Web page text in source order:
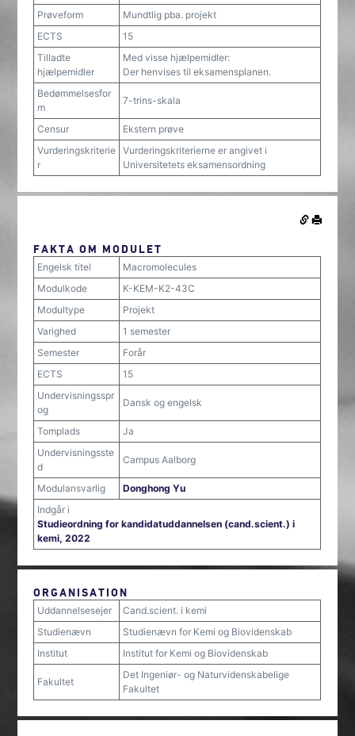
Prøveform
Mundtlig pba. projekt
ECTS
15
Tilladte
hjælpemidler
Med visse hjælpemidler:
Der henvises til eksamensplanen.
Bedømmelsesfor
m
7-trins-skala
Censur
Ekstern prøve
Vurderingskriterie
r
Vurderingskriterierne er angivet i
Universitetets eksamensordning
FAKTA OM MODULET
Engelsk titel
Macromolecules
Modulkode
K-KEM-K2-43C
Modultype
Projekt
Varighed
1 semester
Semester
Forår
ECTS
15
Undervisningsspr
og
Dansk og engelsk
Tomplads
Ja
Undervisningsste
d
Campus Aalborg
Modulansvarlig
Donghong Yu
Indgår i
Studieordning for kandidatuddannelsen (cand.scient.) i
kemi, 2022
ORGANISATION
Uddannelsesejer
Cand.scient. i kemi
Studienævn
Studienævn for Kemi og Biovidenskab
Institut
Institut for Kemi og Biovidenskab
Fakultet
Det Ingeniør- og Naturvidenskabelige
Fakultet